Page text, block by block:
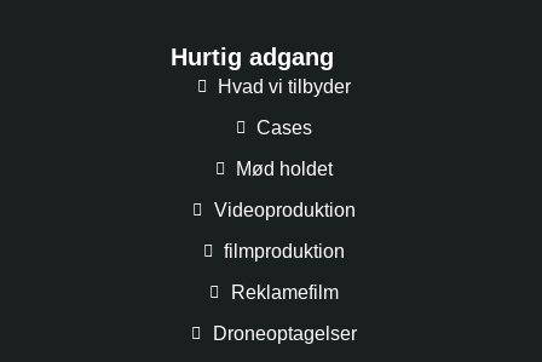
Hurtig adgang
Hvad vi tilbyder
Cases
Mød holdet
Videoproduktion
filmproduktion
Reklamefilm
Droneoptagelser